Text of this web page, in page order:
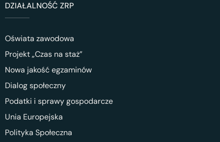
DZIAŁALNOŚĆ ZRP
Oświata zawodowa
Projekt „Czas na staż”
Nowa jakość egzaminów
Dialog społeczny
Podatki i sprawy gospodarcze
Unia Europejska
Polityka Społeczna